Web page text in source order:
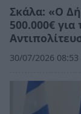
Σκάλα: «Ο
500.000€
30/07/2026 08:53